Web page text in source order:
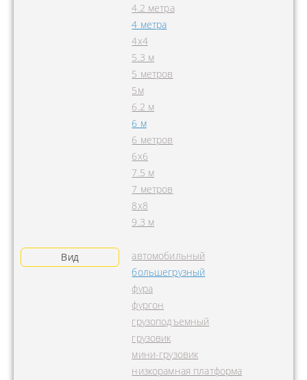
4.2 метра
4 метра
4x4
5.3 м
5 метров
5м
6.2 м
6 м
6 метров
6х6
7.5 м
7 метров
8х8
9.3 м
Вид
автомобильный
большегрузный
фура
фургон
грузоподъемный
грузовик
мини-грузовик
низкорамная платформа